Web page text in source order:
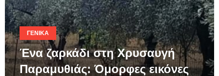
ΓΕΝΙΚΆ
Ένα ζαρκάδι στη Χρυσαυγή
Παραμυθιάς: Όμορφες εικόνες